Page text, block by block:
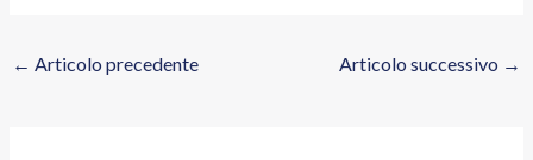
← Articolo precedente Articolo successivo →